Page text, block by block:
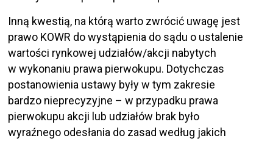
Inną kwestią, na którą warto zwrócić uwagę jest
prawo KOWR do wystąpienia do sądu o ustalenie
wartości rynkowej udziałów/akcji nabytych
w wykonaniu prawa pierwokupu. Dotychczas
postanowienia ustawy były w tym zakresie
bardzo nieprecyzyjne – w przypadku prawa
pierwokupu akcji lub udziałów brak było
wyraźnego odesłania do zasad według jakich